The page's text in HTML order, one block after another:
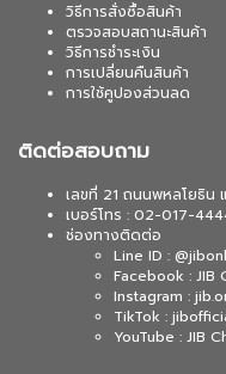
วิธีการสั่งซื้อสินค้า
ตรวจสอบสถานะสินค้า
วิธีการชำระเงิน
การเปลี่ยนคืนสินค้า
การใช้คูปองส่วนลด
ติดต่อสอบถาม
เลขที่ 21 ถนนพหลโยธิน
เบอร์โทร : 02-017-
ช่องทางติดต่อ
Line ID :
Facebook : JIB
Instagram :
TikTok :
YouTube : JIB